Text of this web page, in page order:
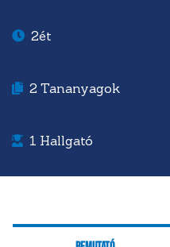
2ét
2 Tananyagok
1 Hallgató